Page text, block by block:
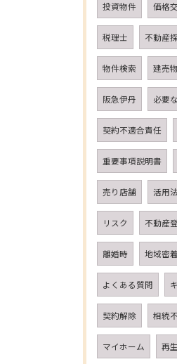
投資物件 価格
税理士 不動産
物件検索 建売
阪急伊丹 必要
契約不適合責任
重要事項説明書
売り店舗 活用
リスク 不動産
離婚時 地域密
よくある質問
契約解除 相続
マイホーム 再